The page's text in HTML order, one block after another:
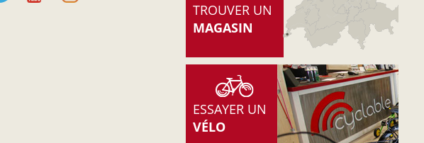
TROUVER UN
MAGASIN
ESSAYER UN
VÉLO